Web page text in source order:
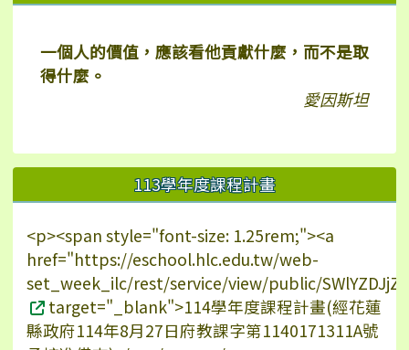
一個人的價值，應該看他貢獻什麼，而不是取
得什麼。
愛因斯坦
113學年度課程計畫
<p><span style="font-size: 1.25rem;"><a
href="https://eschool.hlc.edu.tw/web-
set_week_ilc/rest/service/view/public/
target="_blank">114學年度課程計畫(經花蓮
縣政府114年8月27日府教課字第1140171311A號